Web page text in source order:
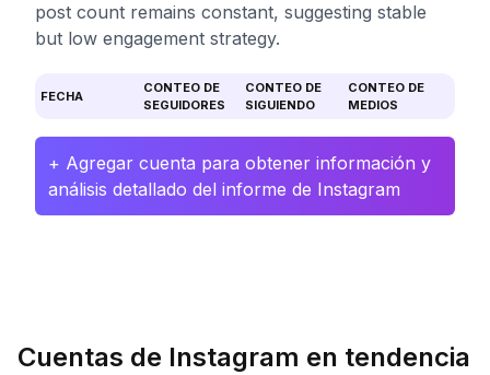
post count remains constant, suggesting stable
but low engagement strategy.
FECHA
CONTEO DE
SEGUIDORES
CONTEO DE
SIGUIENDO
CONTEO DE
MEDIOS
+ Agregar cuenta para obtener información y
análisis detallado del informe de Instagram
Cuentas de Instagram en tendencia